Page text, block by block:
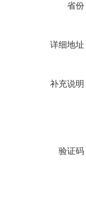
省份
详细地址
补充说明
验证码